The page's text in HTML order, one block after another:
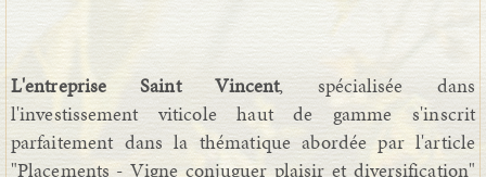
L'entreprise Saint Vincent, spécialisée dans
l'investissement viticole haut de gamme s'inscrit
parfaitement dans la thématique abordée par l'article
"Placements - Vigne conjuguer plaisir et diversification"